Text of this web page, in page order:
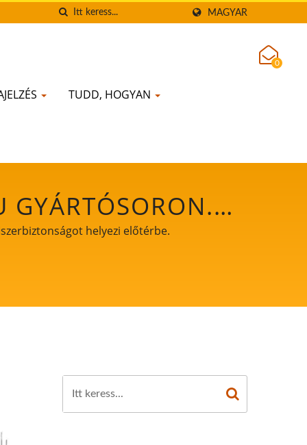
MAGYAR
TUDD, HOGYAN
0
GYÁRTÓSORON. /
VEZETŐJE,
ELŐTÉRBE.
helyezi előtérbe.